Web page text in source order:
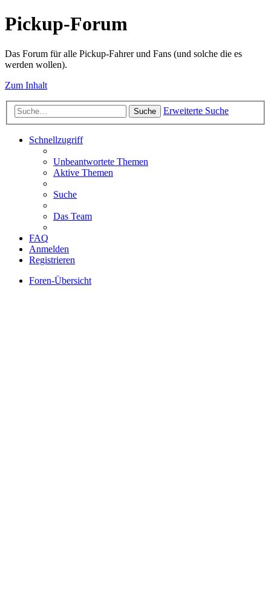
Pickup-Forum
Das Forum für alle Pickup-Fahrer und Fans (und solche die es
werden wollen).
Zum Inhalt
Suche Erweiterte Suche
Schnellzugriff
Unbeantwortete Themen
Aktive Themen
Suche
Das Team
FAQ
Anmelden
Registrieren
Foren-Übersicht